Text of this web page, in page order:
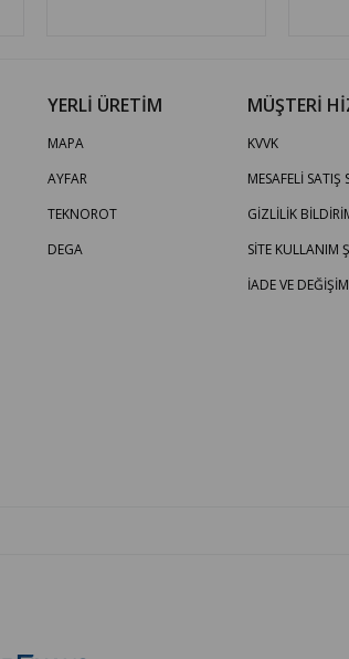
YERLİ ÜRETİM
MAPA
AYFAR
TEKNOROT
DEGA
MÜŞTERİ
KVVK
MESAFELİ SATIŞ
GİZLİLİK
SİTE KULLANIM
İADE VE DEĞİŞİM